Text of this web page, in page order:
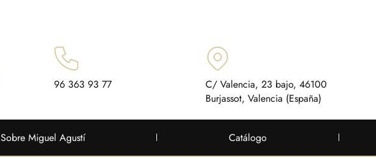
96 363 93 77
C/ Valencia, 23 bajo, 46100
Burjassot, Valencia (España)
Sobre Miguel Agustí Catálogo